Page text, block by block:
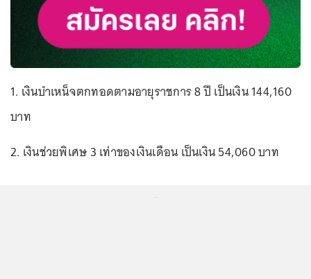
1. เงินบำเหน็จตกทอดตามอายุราชการ 8 ปี เป็นเงิน 144,160
บาท
2. เงินช่วยพิเศษ 3 เท่าของเงินเดือน เป็นเงิน 54,060 บาท